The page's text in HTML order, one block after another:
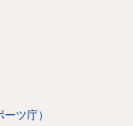
ツ庁）